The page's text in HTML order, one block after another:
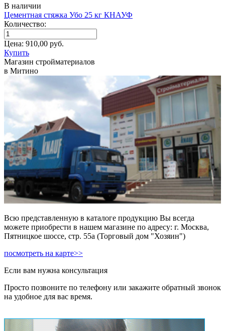
В наличии
Цементная стяжка Убо 25 кг КНАУФ
Количество:
Цена: 910,00 руб.
Купить
Магазин стройматериалов
в Митино
Всю представленную в каталоге продукцию Вы всегда
можете приобрести в нашем магазине по адресу: г. Москва,
Пятницкое шоссе, стр. 55а (Торговый дом "Хозяин")
посмотреть на карте>>
Если вам нужна консультация
Просто позвоните по телефону или закажите обратный звонок
на удобное для вас время.